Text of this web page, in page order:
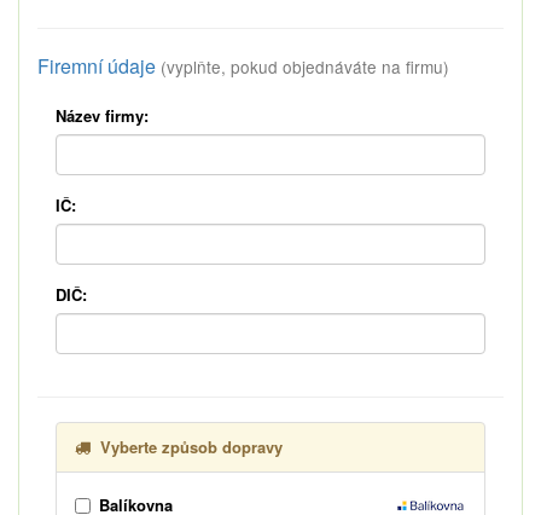
Firemní údaje (vyplňte, pokud objednáváte na firmu)
Název firmy:
IČ:
DIČ:
Vyberte způsob dopravy
Balíkovna